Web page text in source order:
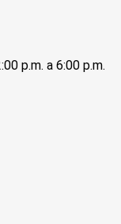
p.m. a 6:00 p.m.